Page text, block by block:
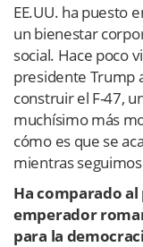
EE.UU. ha puesto
un bienestar
social. Hace poco
presidente Trump
construir el F-47,
muchísimo más
cómo es que se
mientras
Ha comparado
emperador
para la